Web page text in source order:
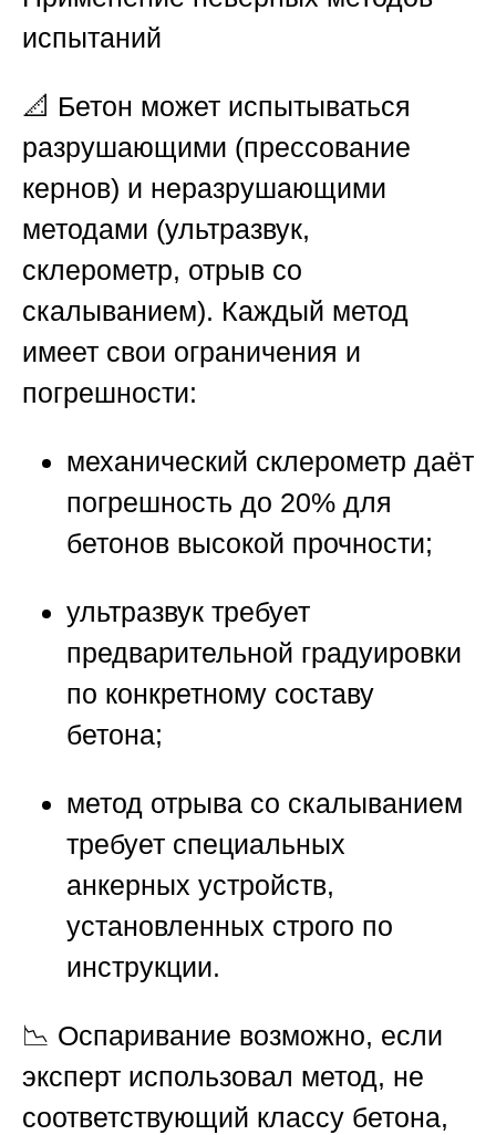
испытаний
📐 Бетон может испытываться
разрушающими (прессование
кернов) и неразрушающими
методами (ультразвук,
склерометр, отрыв со
скалыванием). Каждый метод
имеет свои ограничения и
погрешности:
механический склерометр даёт
погрешность до 20% для
бетонов высокой прочности;
ультразвук требует
предварительной градуировки
по конкретному составу
бетона;
метод отрыва со скалыванием
требует специальных
анкерных устройств,
установленных строго по
инструкции.
📉 Оспаривание возможно, если
эксперт использовал метод, не
соответствующий классу бетона,